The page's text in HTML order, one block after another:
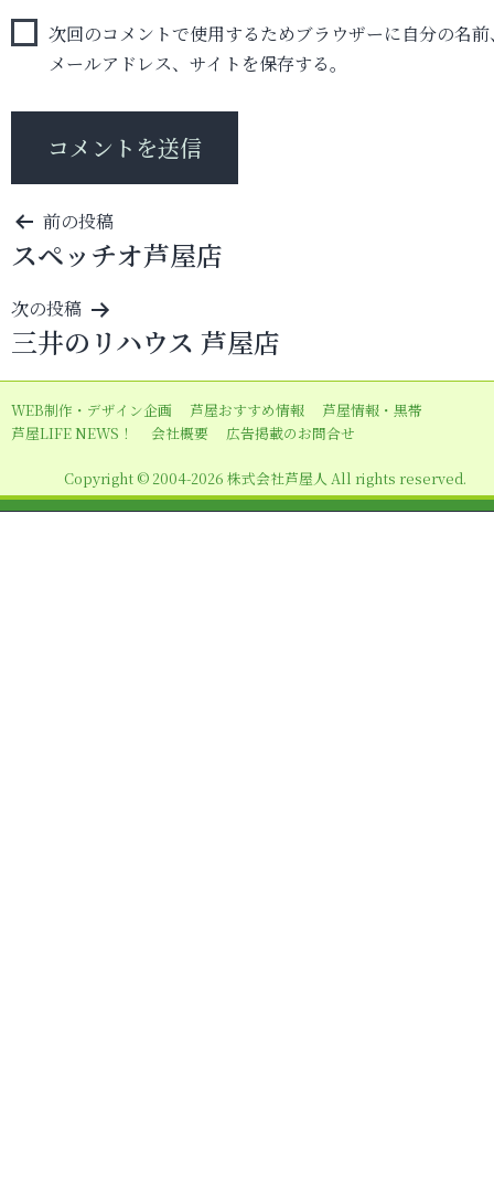
次回のコメントで使用するためブラウザーに自分の名前
メールアドレス、サイトを保存する。
投
稿
ナ
ビ
ゲ
ー
シ
ン
前の投稿
スペッチオ芦屋店
次の投稿
三井のリハウス 芦屋店
WEB制作・デザイン企画 芦屋おすすめ情報
芦屋情報・黒帯
芦屋LIFE NEWS！
会社概要 広告掲載のお問合せ
Copyright © 2004-2026 株式会社芦屋人 All rights reserved.